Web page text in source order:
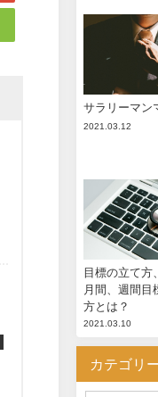
サラリーマン
2021.03.12
目標の立て方
月間、週間目
方とは？
2021.03.10
カテゴリ